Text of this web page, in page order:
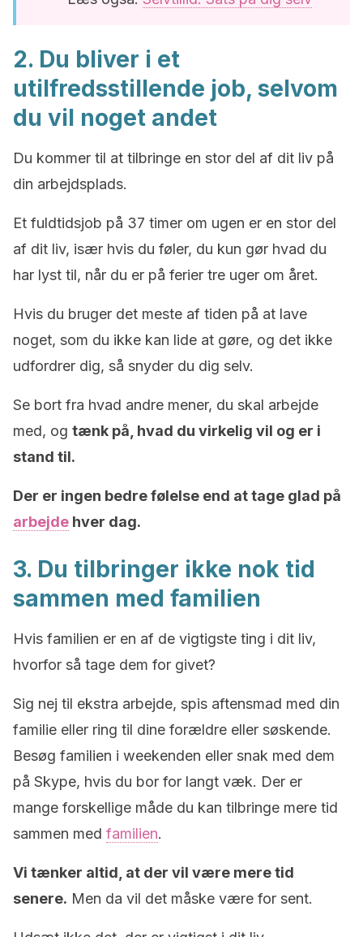
2. Du bliver i et
utilfredsstillende job, selvom
du vil noget andet
Du kommer til at tilbringe en stor del af dit liv på
din arbejdsplads.
Et fuldtidsjob på 37 timer om ugen er en stor del
af dit liv, især hvis du føler, du kun gør hvad du
har lyst til, når du er på ferier tre uger om året.
Hvis du bruger det meste af tiden på at lave
noget, som du ikke kan lide at gøre, og det ikke
udfordrer dig, så snyder du dig selv.
Se bort fra hvad andre mener, du skal arbejde
med, og tænk på, hvad du virkelig vil og er i
stand til.
Der er ingen bedre følelse end at tage glad på
arbejde hver dag.
3. Du tilbringer ikke nok tid
sammen med familien
Hvis familien er en af ​​de vigtigste ting i dit liv,
hvorfor så tage dem for givet?
Sig nej til ekstra arbejde, spis aftensmad med din
familie eller ring til dine forældre eller søskende.
Besøg familien i weekenden eller snak med dem
på Skype, hvis du bor for langt væk. Der er
mange forskellige måde du kan tilbringe mere tid
sammen med familien.
Vi tænker altid, at der vil være mere tid
senere. Men da vil det måske være for sent.